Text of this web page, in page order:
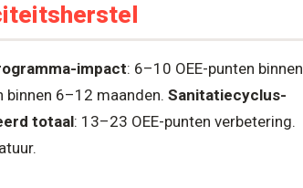
impact: 6–10 OEE-punten binnen
binnen 6–12 maanden. Sanitatiecyclus-
totaal: 13–23 OEE-punten verbetering.